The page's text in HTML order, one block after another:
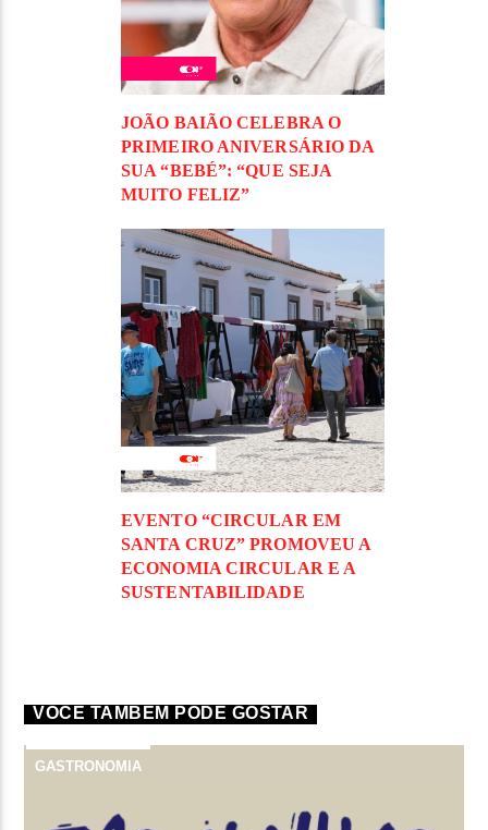
JOÃO BAIÃO CELEBRA O
PRIMEIRO ANIVERSÁRIO DA
SUA “BEBÉ”: “QUE SEJA
MUITO FELIZ”
EVENTO “CIRCULAR EM
SANTA CRUZ” PROMOVEU A
ECONOMIA CIRCULAR E A
SUSTENTABILIDADE
VOCÊ TAMBÉM PODE GOSTAR
GASTRONOMIA